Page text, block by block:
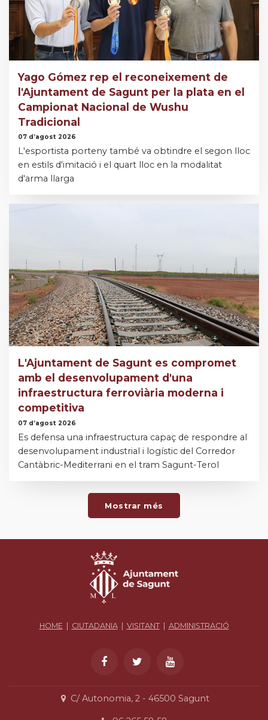
Yago Gómez rep el reconeixement de
l'Ajuntament de Sagunt per la plata en el
Campionat Nacional de Wushu
Tradicional
07 d’agost 2026
L'esportista porteny també va obtindre el segon lloc
en estils d'imitació i el quart lloc en la modalitat
d'arma llarga
L'Ajuntament de Sagunt es compromet
amb el desenvolupament d'una
infraestructura ferroviària moderna i
competitiva
07 d’agost 2026
Es defensa una infraestructura capaç de respondre al
desenvolupament industrial i logístic del Corredor
Cantàbric-Mediterrani en el tram Sagunt-Terol
Mostrar més
HOME| CIUTADANIA| VISITANT| ADMINISTRACIÓ
C/ Autonomia, 2 - 46500 Sagunt